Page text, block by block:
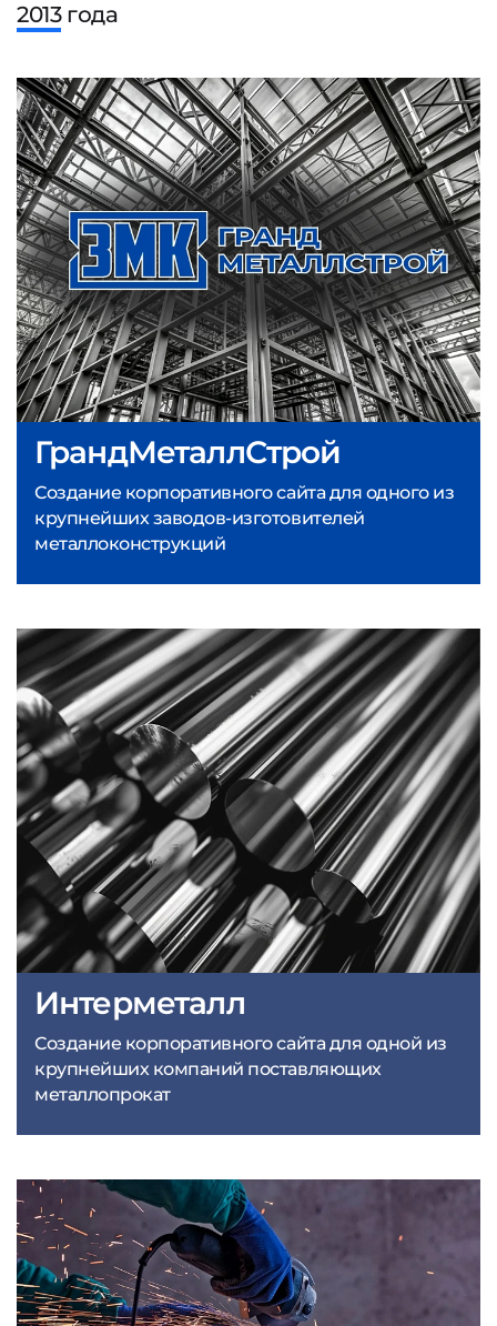
2013года
ГрандМеталлСтрой
Создание корпоративного сайта для одного из
крупнейших заводов-изготовителей
металлоконструкций
Интерметалл
Создание корпоративного сайта для одной из
крупнейших компаний поставляющих
металлопрокат